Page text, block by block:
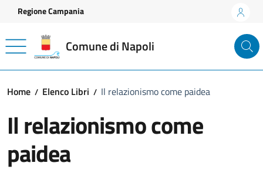
Vai ai contenuti
Vai al footer
Regione Campania
Comune di Napoli
Home Elenco Libri Il relazionismo come paidea
Il relazionismo come
paidea